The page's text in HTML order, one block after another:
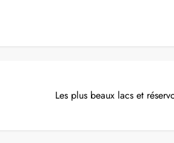
Les plus beaux lacs et